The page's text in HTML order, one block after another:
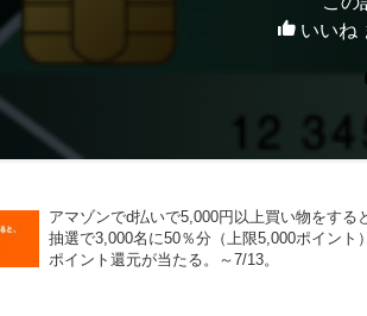
いいね
アマゾンでd払いで5,000円以上買い物をする
抽選で3,000名に50％分（上限5,000ポイント
ポイント還元が当たる。～7/13。